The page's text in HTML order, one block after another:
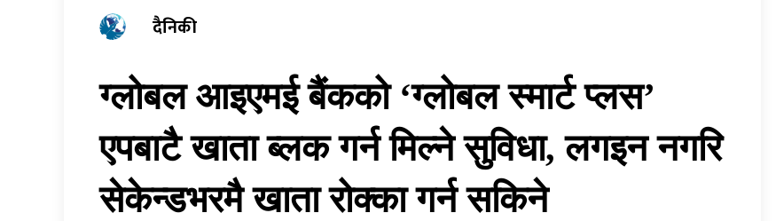
दैनिकी
ग्लोबल आइएमई बैंकको ‘ग्लोबल स्मार्ट प्लस’
एपबाटै खाता ब्लक गर्न मिल्ने सुविधा, लगइन नगरि
सेकेन्डभरमै खाता रोक्का गर्न सकिने